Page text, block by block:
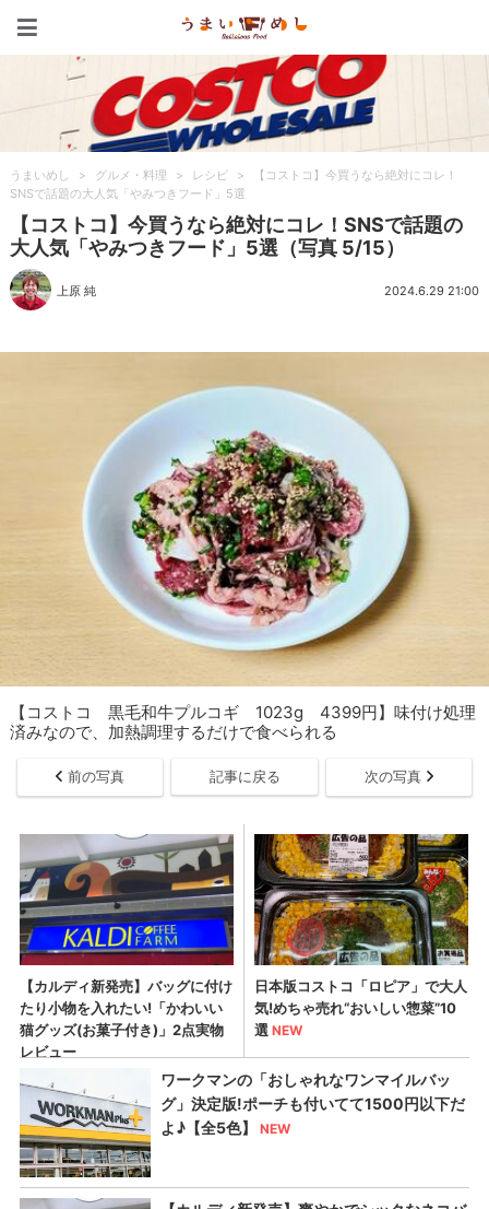
うまいめし > グルメ・料理 > レシピ >
【コストコ】今買うなら絶対にコレ！
SNSで話題の大人気「やみつきフード」5選
【コストコ】今買うなら絶対にコレ！SNSで話題の
大人気「やみつきフード」5選（写真 5/15）
上原 純 2024.6.29 21:00
【コストコ 黒毛和牛プルコギ 1023g 4399円】味付け処理
済みなので、加熱調理するだけで食べられる
前の写真 記事に戻る 次の写真